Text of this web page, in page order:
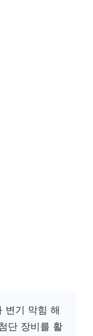
변기 막힘 해
단 장비를 활